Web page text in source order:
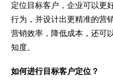
定位目标客户，企业可以更
行为，并设计出更精准的营
营销效率，降低成本，还可
知度。
如何进行目标客户定位？